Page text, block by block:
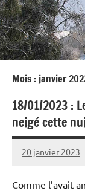
Mois : janvier
18/01/2023 :
neigé cette
20 janvier 2023
Patrice
Comme l’avait